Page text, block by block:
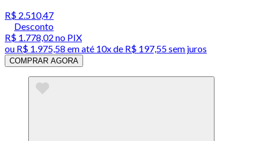
R$ 2.510,47
Desconto
R$ 1.778,02 no PIX
ou R$ 1.975,58 em até 10x de R$ 197,55 sem juros
COMPRAR AGORA